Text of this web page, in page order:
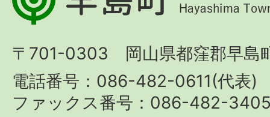
島
Hayashima
Town
〒701-0303 岡山県都窪郡早島
電話番号：086-482-0611(代表)
ファックス番号：086-482-